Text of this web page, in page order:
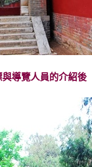
與導覽人員的介紹後